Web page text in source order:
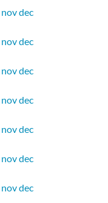
novdec
novdec
novdec
novdec
novdec
novdec
novdec